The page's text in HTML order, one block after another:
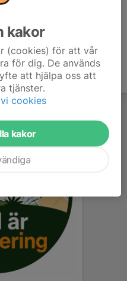
kakor
(cookies) för att vår
för dig. De används
att hjälpa oss att
tjänster.
cookies
kakor